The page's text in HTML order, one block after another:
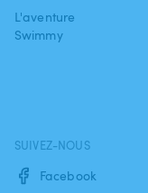
L'aventure
Swimmy
SUIVEZ-NOUS
Facebook